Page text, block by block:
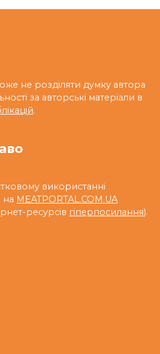
не розділяти думку автора
за авторські матеріали в
.
використанні
на MEATPORTAL.COM.UA
ресурсів гіперпосилання).